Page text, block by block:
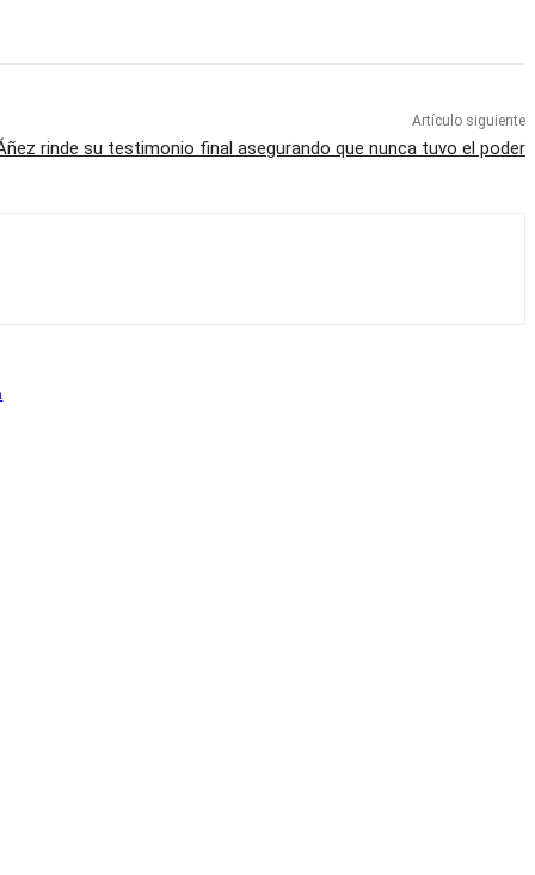
Artículo siguiente
rinde su testimonio final asegurando que nunca tuvo el poder